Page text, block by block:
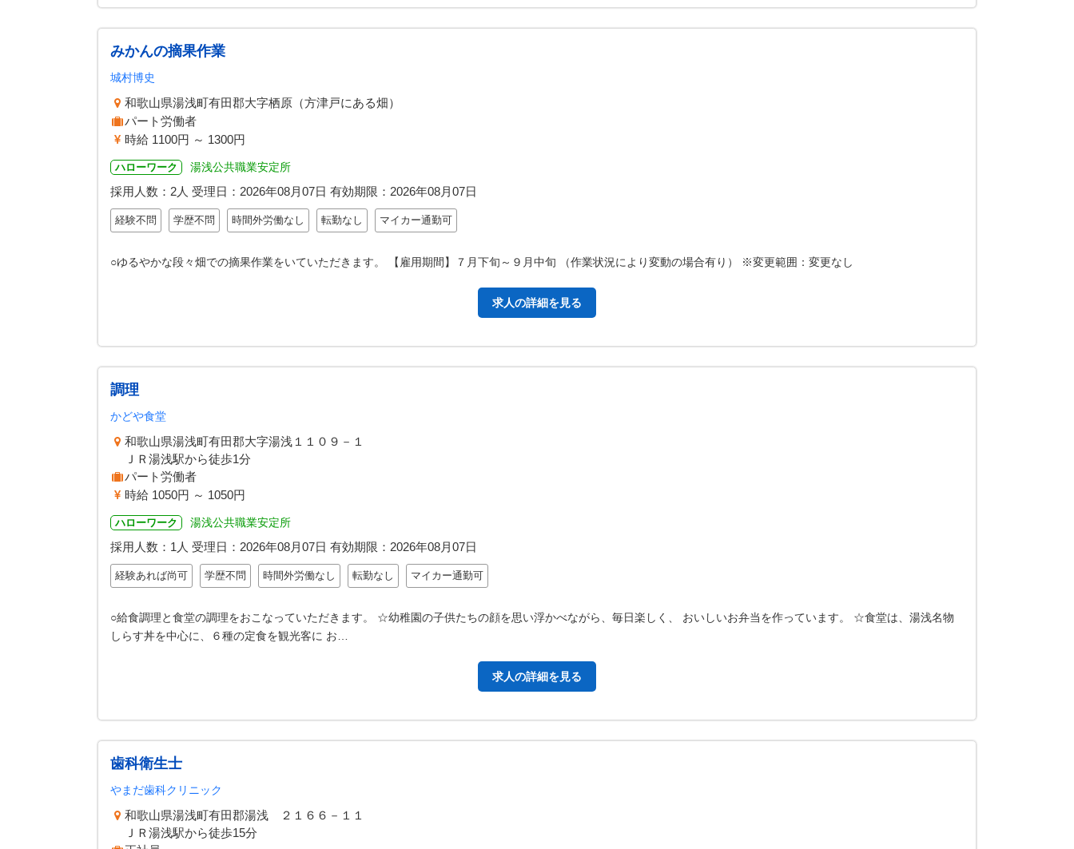
みかんの摘果作業
城村博史
和歌山県湯浅町有田郡大字栖原（方津戸にある畑）
パート労働者
時給 1100円 ～ 1300円
ハローワーク 湯浅公共職業安定所
採用人数：2人 受理日： 2026年08月07日 有効期限： 2026年08月07日
経験不問 学歴不問 時間外労働なし 転勤なし マイカー通勤可
○ゆるやかな段々畑での摘果作業をいていただきます。 【雇用期間】７月下旬～９月中旬 （作業状況により変動の場合有り） ※変更範囲：変更なし
求人の詳細を見る
調理
かどや食堂
和歌山県湯浅町有田郡大字湯浅１１０９－１
ＪＲ湯浅駅から徒歩1分
パート労働者
時給 1050円 ～ 1050円
ハローワーク 湯浅公共職業安定所
採用人数：1人 受理日： 2026年08月07日 有効期限： 2026年08月07日
経験あれば尚可 学歴不問 時間外労働なし 転勤なし マイカー通勤可
○給食調理と食堂の調理をおこなっていただきます。 ☆幼稚園の子供たちの顔を思い浮かべながら、毎日楽しく、 おいしいお弁当を作っています。 ☆食堂は、湯浅名物
しらす丼を中心に、６種の定食を観光客に お…
求人の詳細を見る
歯科衛生士
やまだ歯科クリニック
和歌山県湯浅町有田郡湯浅 ２１６６－１１
ＪＲ湯浅駅から徒歩15分